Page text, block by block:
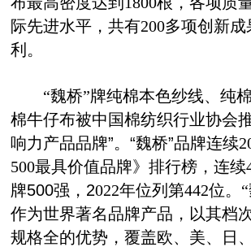
际先进水平，共有200多项创新成
利。
“魏桥”牌纯棉本色纱线、纯
棉牛仔布被中国棉纺织行业协会
响力产品品牌”。“魏桥”品牌连续
500最具价值品牌》排行榜，连续
牌500强， 2022年位列第442位。 “
作为世界著名品牌产品，以其档
规格全的优势，覆盖欧、美、日